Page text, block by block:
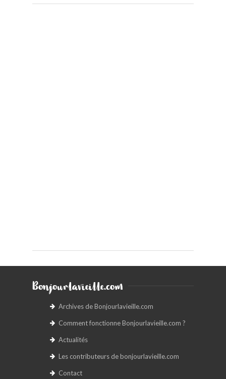
Bonjourlavieille.com
Archives de Bonjourlavieille.com
Comment fonctionne Bonjourlavieille.com ?
Actualités
Les contributeurs de bonjourlavieille.com
Contact